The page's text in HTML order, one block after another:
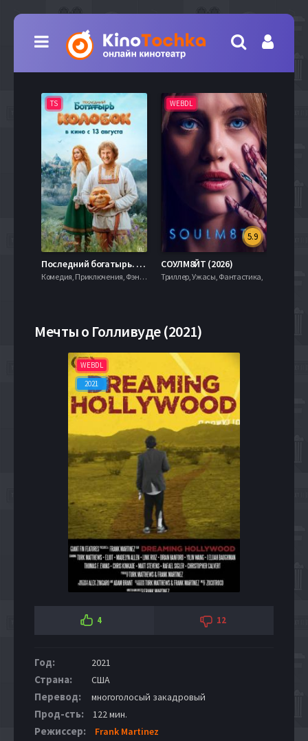
TS
Последний богатырь. Колобок (2026)
Комедия, Приключения, Фэнтези,
WEBDL
5.9
СОУЛМ8ЙТ (2026)
Триллер, Ужасы, Фантастика,
Мечты о Голливуде (2021)
WEBDL
2021
4 12
Год: 2021
Страна: США
Перевод: многоголосый закадровый
Прод-сть: 122 мин.
Режиссер: Frank Martinez